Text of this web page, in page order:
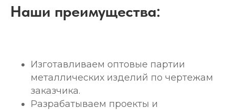
Наши преимущества:
Изготавливаем оптовые партии
металлических изделий по чертежам
заказчика.
Разрабатываем проекты и